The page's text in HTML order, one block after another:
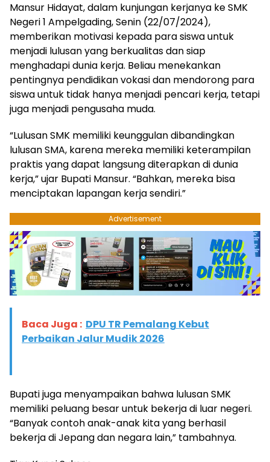
Mansur Hidayat, dalam kunjungan kerjanya ke SMK
Negeri 1 Ampelgading, Senin (22/07/2024),
memberikan motivasi kepada para siswa untuk
menjadi lulusan yang berkualitas dan siap
menghadapi dunia kerja. Beliau menekankan
pentingnya pendidikan vokasi dan mendorong para
siswa untuk tidak hanya menjadi pencari kerja, tetapi
juga menjadi pengusaha muda.
“Lulusan SMK memiliki keunggulan dibandingkan
lulusan SMA, karena mereka memiliki keterampilan
praktis yang dapat langsung diterapkan di dunia
kerja,” ujar Bupati Mansur. “Bahkan, mereka bisa
menciptakan lapangan kerja sendiri.”
Advertisement
Baca Juga : DPU TR Pemalang Kebut
Perbaikan Jalur Mudik 2026
Bupati juga menyampaikan bahwa lulusan SMK
memiliki peluang besar untuk bekerja di luar negeri.
“Banyak contoh anak-anak kita yang berhasil
bekerja di Jepang dan negara lain,” tambahnya.